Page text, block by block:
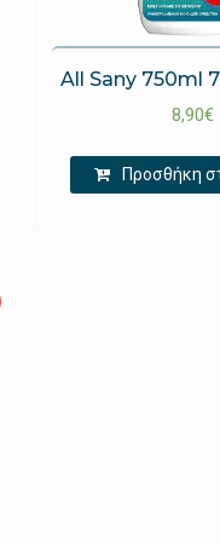
All Sany 750ml
8,90€
Προσθήκη